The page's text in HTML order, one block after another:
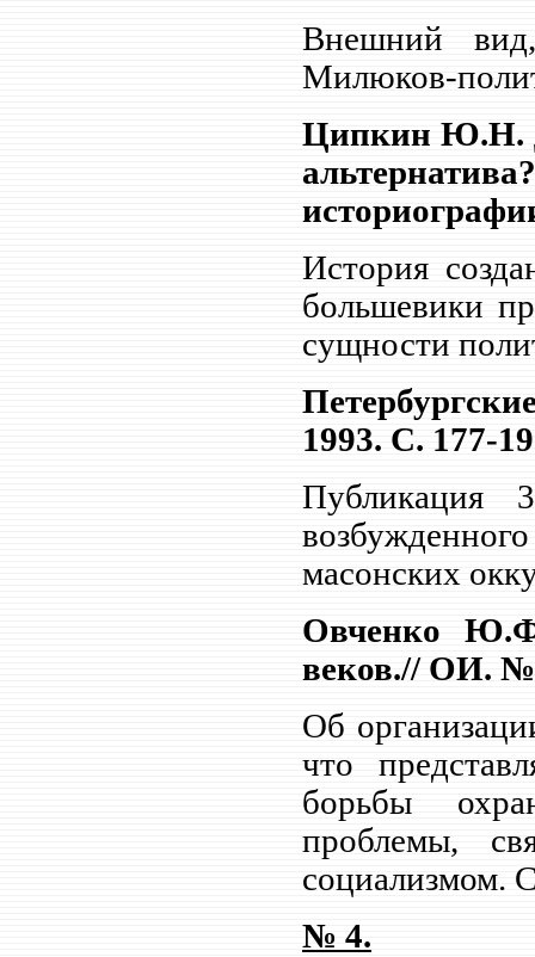
Внешний вид,
Милюков-
Ципкин Ю.Н.
История
большевики
сущности
1993. С. 177-
Публикация
масонских
Овченко
веков.// ОИ. №
Об
что
борьбы
проблемы,
социализмом.
№ 4.